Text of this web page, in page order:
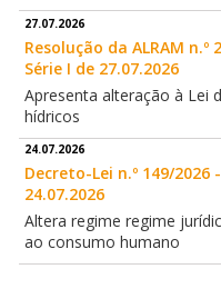
27.07.2026
Resolução da ALRAM n.º
Série I de 27.07.2026
Apresenta alteração à Lei
hídricos
24.07.2026
Decreto-Lei n.º 149/2026
24.07.2026
Altera regime regime
ao consumo humano